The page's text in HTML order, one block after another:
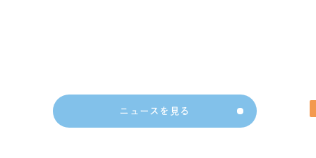
ニュースを見る